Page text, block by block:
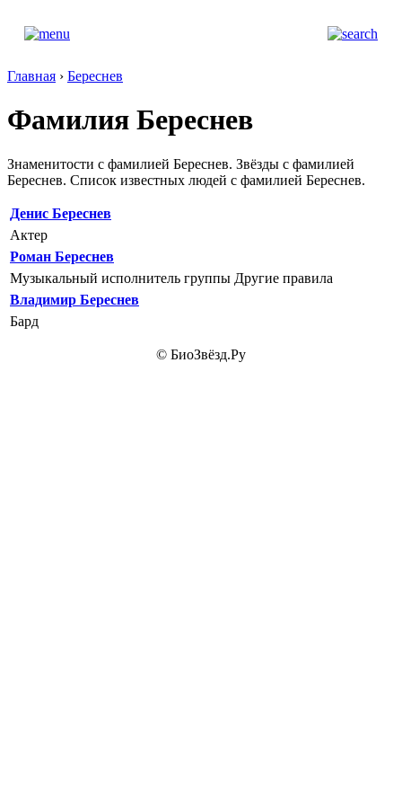
Главная › Береснев
Фамилия Береснев
Знаменитости с фамилией Береснев. Звёзды с фамилией
Береснев. Список известных людей с фамилией Береснев.
Денис Береснев
Актер
Роман Береснев
Музыкальный исполнитель группы Другие правила
Владимир Береснев
Бард
© БиоЗвёзд.Ру